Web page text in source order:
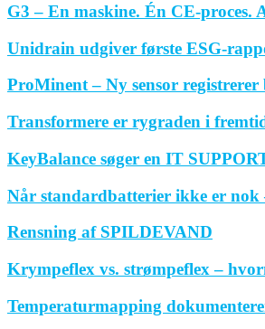
G3 – En maskine. Én CE-
Unidrain udgiver første ESG-
ProMinent – Ny sensor
Transformere er rygraden i
KeyBalance søger en IT
Når standardbatterier ikke er nok
Rensning af SPILDEVAND
Krympeflex vs. strømpeflex –
Temperaturmapping